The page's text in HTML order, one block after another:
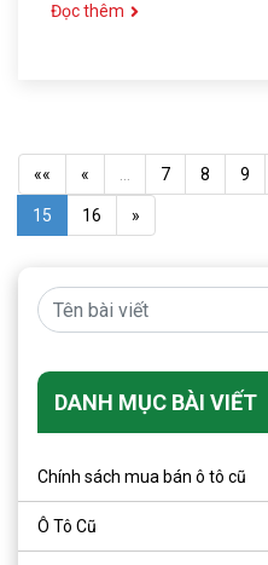
Đọc thêm
«« « 7 8 9
15 16 »
DANH MỤC BÀI VIẾT
Chính sách mua bán ô tô cũ
Ô Tô Cũ